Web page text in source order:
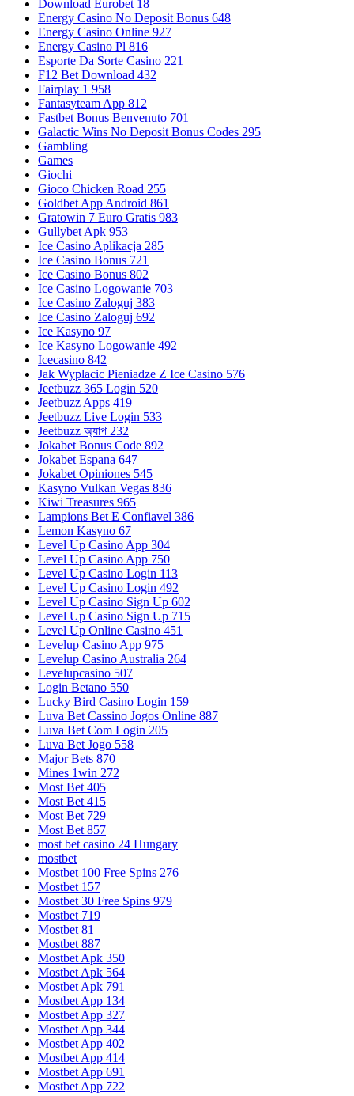
Download Eurobet 18
Energy Casino No Deposit Bonus 648
Energy Casino Online 927
Energy Casino Pl 816
Esporte Da Sorte Casino 221
F12 Bet Download 432
Fairplay 1 958
Fantasyteam App 812
Fastbet Bonus Benvenuto 701
Galactic Wins No Deposit Bonus Codes 295
Gambling
Games
Giochi
Gioco Chicken Road 255
Goldbet App Android 861
Gratowin 7 Euro Gratis 983
Gullybet Apk 953
Ice Casino Aplikacja 285
Ice Casino Bonus 721
Ice Casino Bonus 802
Ice Casino Logowanie 703
Ice Casino Zaloguj 383
Ice Casino Zaloguj 692
Ice Kasyno 97
Ice Kasyno Logowanie 492
Icecasino 842
Jak Wyplacic Pieniadze Z Ice Casino 576
Jeetbuzz 365 Login 520
Jeetbuzz Apps 419
Jeetbuzz Live Login 533
Jeetbuzz অ্যাপ 232
Jokabet Bonus Code 892
Jokabet Espana 647
Jokabet Opiniones 545
Kasyno Vulkan Vegas 836
Kiwi Treasures 965
Lampions Bet E Confiavel 386
Lemon Kasyno 67
Level Up Casino App 304
Level Up Casino App 750
Level Up Casino Login 113
Level Up Casino Login 492
Level Up Casino Sign Up 602
Level Up Casino Sign Up 715
Level Up Online Casino 451
Levelup Casino App 975
Levelup Casino Australia 264
Levelupcasino 507
Login Betano 550
Lucky Bird Casino Login 159
Luva Bet Cassino Jogos Online 887
Luva Bet Com Login 205
Luva Bet Jogo 558
Major Bets 870
Mines 1win 272
Most Bet 405
Most Bet 415
Most Bet 729
Most Bet 857
most bet casino 24 Hungary
mostbet
Mostbet 100 Free Spins 276
Mostbet 157
Mostbet 30 Free Spins 979
Mostbet 719
Mostbet 81
Mostbet 887
Mostbet Apk 350
Mostbet Apk 564
Mostbet Apk 791
Mostbet App 134
Mostbet App 327
Mostbet App 344
Mostbet App 402
Mostbet App 414
Mostbet App 691
Mostbet App 722